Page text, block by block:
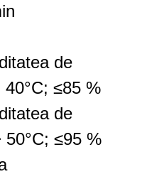
de
≤85 %
de
50°C; ≤95 %